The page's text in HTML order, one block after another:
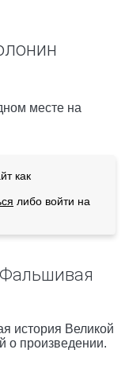
месте на
как
либо войти на
история Великой
о произведении.